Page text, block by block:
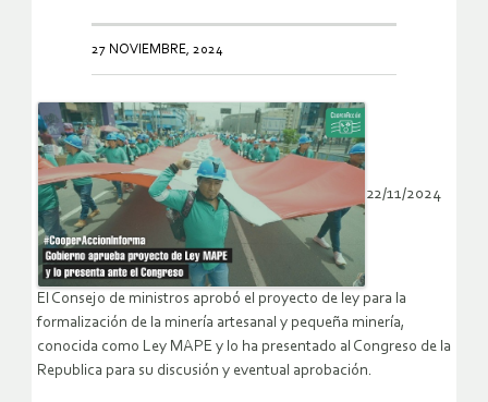
27 NOVIEMBRE, 2024
22/11/2024
El Consejo de ministros aprobó el proyecto de ley para la
formalización de la minería artesanal y pequeña minería,
conocida como Ley MAPE y lo ha presentado al Congreso de la
Republica para su discusión y eventual aprobación.